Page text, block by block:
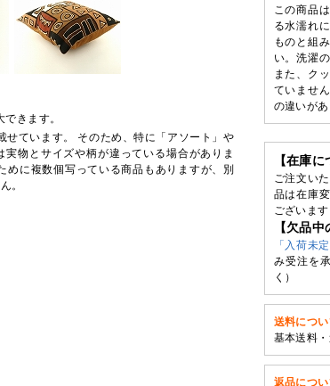
きます。
せています。 そのため、特に「アソート」や
実物とサイズや柄が違っている場合がありま
に複数個写っている商品もありますが、別
。
この商品
る水濡れ
ものと組
い。洗濯
また、ク
ていませ
の違いが
【在庫に
ご注文い
品は在庫
ございま
【欠品
「入荷未
み受注を
く）
送料につい
基本送料
返品につい